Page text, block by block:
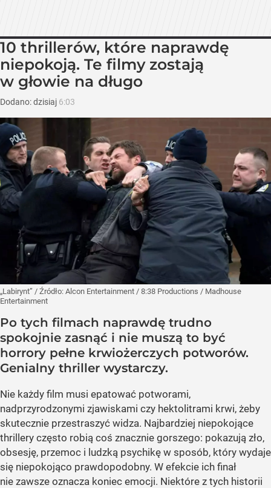
10 thrillerów, które naprawdę
niepokoją. Te filmy zostają
w głowie na długo
Dodano:dzisiaj 6:03
„Labirynt” / Źródło: Alcon Entertainment / 8:38 Productions / Madhouse
Entertainment
Po tych filmach naprawdę trudno
spokojnie zasnąć i nie muszą to być
horrory pełne krwiożerczych potworów.
Genialny thriller wystarczy.
Nie każdy film musi epatować potworami,
nadprzyrodzonymi zjawiskami czy hektolitrami krwi, żeby
skutecznie przestraszyć widza. Najbardziej niepokojące
thrillery często robią coś znacznie gorszego: pokazują zło,
obsesję, przemoc i ludzką psychikę w sposób, który wydaje
się niepokojąco prawdopodobny. W efekcie ich finał
nie zawsze oznacza koniec emocji. Niektóre z tych historii